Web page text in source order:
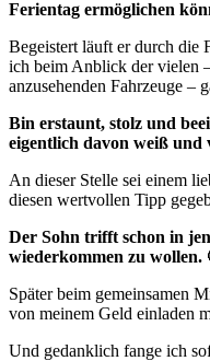
Ferientag ermöglichen
Begeistert läuft er durch die
ich beim Anblick der vielen
anzusehenden Fahrzeuge –
Bin erstaunt, stolz und
eigentlich davon weiß und
An dieser Stelle sei einem
diesen wertvollen Tipp
Der Sohn trifft schon in
wiederkommen zu wollen.
Später beim gemeinsamen
von meinem Geld einladen
Und gedanklich fange ich